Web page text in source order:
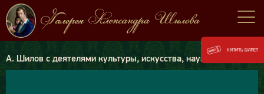
А. Шилов с деятелями культуры, искусства, науки, политики
КУПИТЬ БИЛЕТ